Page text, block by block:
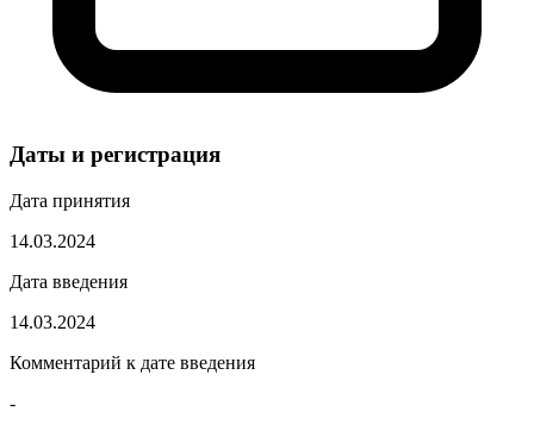
Даты и регистрация
Дата принятия
14.03.2024
Дата введения
14.03.2024
Комментарий к дате введения
-